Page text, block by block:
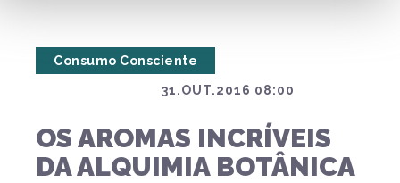
Publicar no X
31.OUT.2016 08:00
Consumo Consciente
OS AROMAS INCRÍVEIS
DA ALQUIMIA BOTÂNICA